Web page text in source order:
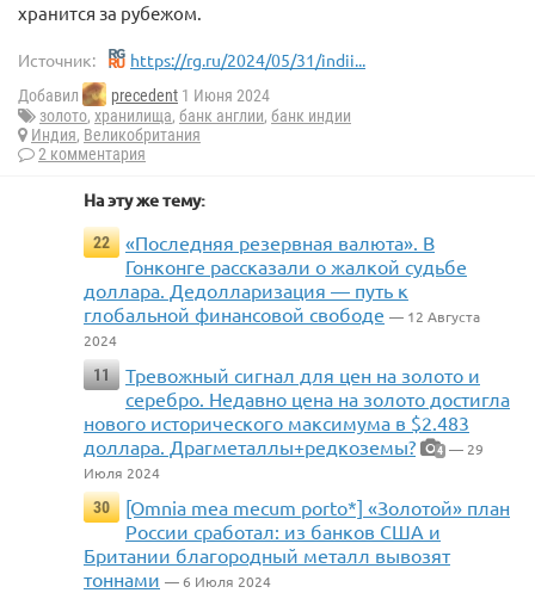
хранится за рубежом.
Источник: https://rg.ru/2024/05/31/indii...
Добавил precedent 1 Июня 2024
золото, хранилища, банк англии, банк индии
Индия, Великобритания
2 комментария
На эту же тему:
22
«Последняя резервная валюта». В
Гонконге рассказали о жалкой судьбе
доллара. Дедолларизация — путь к
глобальной финансовой свободе — 12 Августа
2024
11
Тревожный сигнал для цен на золото и
серебро. Недавно цена на золото достигла
нового исторического максимума в $2.483
доллара. Драгметаллы+редкоземы?
4 — 29
Июля 2024
30
[Omnia mea mecum porto*] «Золотой» план
России сработал: из банков США и
Британии благородный металл вывозят
тоннами — 6 Июля 2024